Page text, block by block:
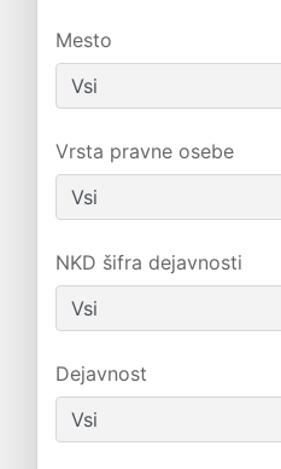
Mesto
Vrsta pravne osebe
NKD šifra dejavnosti
Dejavnost